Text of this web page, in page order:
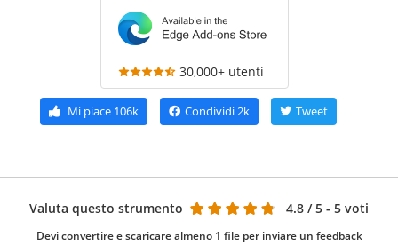
30,000+ utenti
Mi piace 106k Condividi2k Tweet
Valuta questo strumento 4.8 / 5 - 5 voti
Devi convertire e scaricare almeno 1 file per inviare un feedback